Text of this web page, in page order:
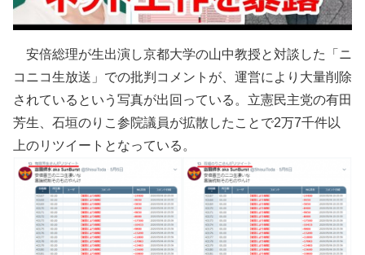
安倍総理が生出演し京都大学の山中教授と対談した「ニ
コニコ生放送」での批判コメントが、運営により大量削除
されているという写真が出回っている。立憲民主党の有田
芳生、石垣のりこ参院議員が拡散したことで2万7千件以
上のリツイートとなっている。